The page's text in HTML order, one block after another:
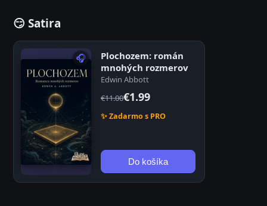
😏 Satira
🎧
Plochozem: román
mnohých rozmerov
Edwin Abbott
€11.00€1.99
✨ Zadarmo s PRO
Do košíka